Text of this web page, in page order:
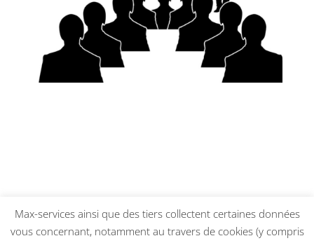
Max-services ainsi que des tiers collectent certaines données
vous concernant, notamment au travers de cookies (y compris